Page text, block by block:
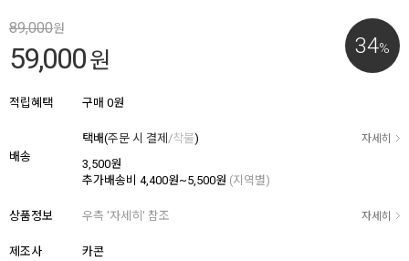
34%
89,000원
59,000원
적립혜택 구매 0원
배송
택배(주문 시 결제 /착불) 자세히
3,500원
추가배송비 4,400원~5,500원 (지역별)
상품정보 우측 '자세히' 참조 자세히
제조사 카콘